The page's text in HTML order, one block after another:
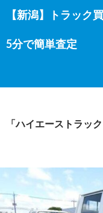
【新潟】トラック
5分で簡単査定
ン
テ
へ
ッ「ハイエーストラッ